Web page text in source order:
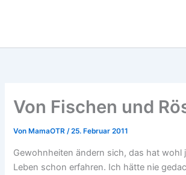
Von Fischen und
Von MamaOTR/25. Februar 2011
Gewohnheiten ändern sich, das hat wohl
Leben schon erfahren. Ich hätte nie